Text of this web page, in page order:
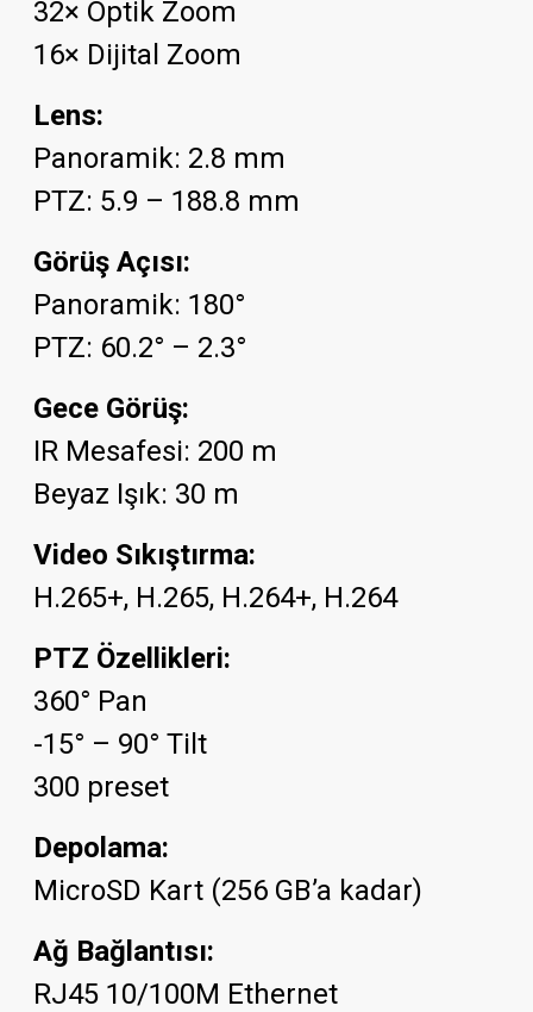
32× Optik Zoom
16× Dijital Zoom
Lens:
Panoramik: 2.8 mm
PTZ: 5.9 – 188.8 mm
Görüş Açısı:
Panoramik: 180°
PTZ: 60.2° – 2.3°
Gece Görüş:
IR Mesafesi: 200 m
Beyaz Işık: 30 m
Video Sıkıştırma:
H.265+, H.265, H.264+, H.264
PTZ Özellikleri:
360° Pan
-15° – 90° Tilt
300 preset
Depolama:
MicroSD Kart (256 GB’a kadar)
Ağ Bağlantısı:
RJ45 10/100M Ethernet